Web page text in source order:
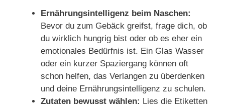
Ernährungsintelligenz beim Naschen:
Bevor du zum Gebäck greifst, frage dich, ob
du wirklich hungrig bist oder ob es eher ein
emotionales Bedürfnis ist. Ein Glas Wasser
oder ein kurzer Spaziergang können oft
schon helfen, das Verlangen zu überdenken
und deine Ernährungsintelligenz zu schulen.
Zutaten bewusst wählen: Lies die Etiketten